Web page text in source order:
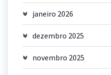
janeiro 2026
dezembro 2025
novembro 2025